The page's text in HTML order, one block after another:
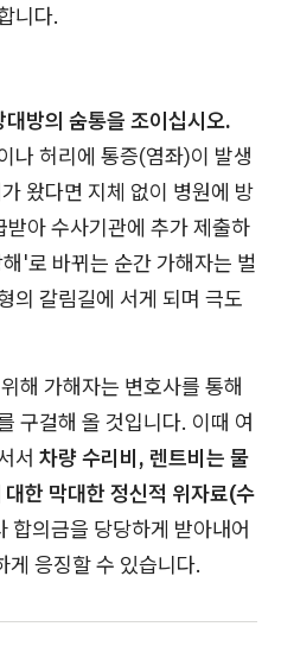
니다.
방의 숨통을 조이십시오.
나 허리에 통증(염좌)이 발생
왔다면 지체 없이 병원에 방
받아 수사기관에 추가 제출하
'로 바뀌는 순간 가해자는 벌
의 갈림길에 서게 되며 극도
해 가해자는 변호사를 통해
구걸해 올 것입니다. 이때 여
서 차량 수리비, 렌트비는 물
한 막대한 정신적 위자료(수
합의금을 당당하게 받아내어
게 응징할 수 있습니다.